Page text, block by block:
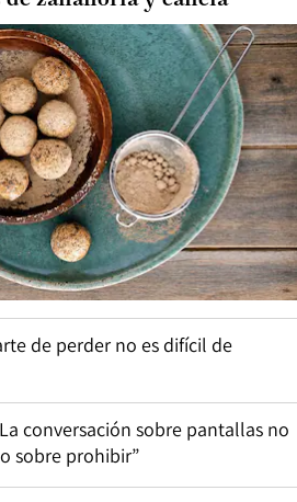
de perder no es difícil de
conversación sobre pantallas no
sobre prohibir”